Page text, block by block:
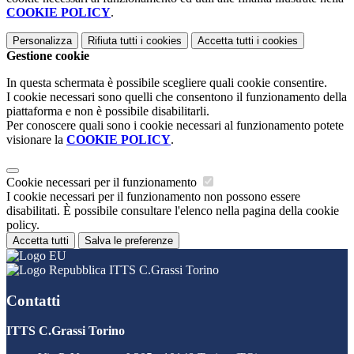
COOKIE POLICY.
Personalizza Rifiuta tutti i cookies Accetta tutti i cookies
Gestione cookie
In questa schermata è possibile scegliere quali cookie consentire.
I cookie necessari sono quelli che consentono il funzionamento della
piattaforma e non è possibile disabilitarli.
Per conoscere quali sono i cookie necessari al funzionamento potete
visionare la COOKIE POLICY.
Cookie necessari per il funzionamento
I cookie necessari per il funzionamento non possono essere
disabilitati. È possibile consultare l'elenco nella pagina della cookie
policy.
Accetta tutti Salva le preferenze
ITTS C.Grassi Torino
Contatti
ITTS C.Grassi Torino